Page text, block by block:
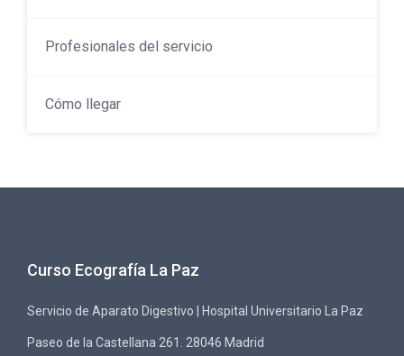
Profesionales del servicio
Cómo llegar
Curso Ecografía La Paz
Servicio de Aparato Digestivo | Hospital Universitario La Paz
Paseo de la Castellana 261. 28046 Madrid